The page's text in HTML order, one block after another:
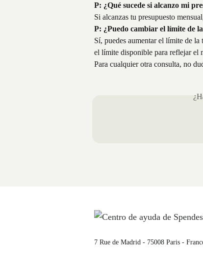
P: ¿Qué sucede si alcanzo mi
Si alcanzas tu presupuesto
P: ¿Puedo cambiar el límite de
Sí, puedes aumentar el límite de la
el límite disponible para reflejar el
Para cualquier otra consulta, no
7 Rue de Madrid - 75008 Paris -